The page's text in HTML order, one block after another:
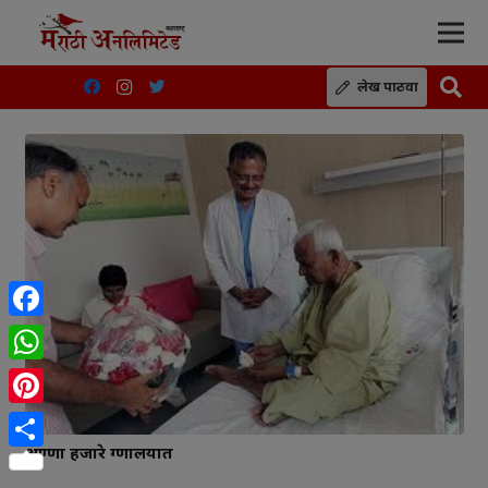
लेख पाठवा
अण्णा हजारे रुग्णालयात
Facebook
WhatsApp
Pinterest
Share